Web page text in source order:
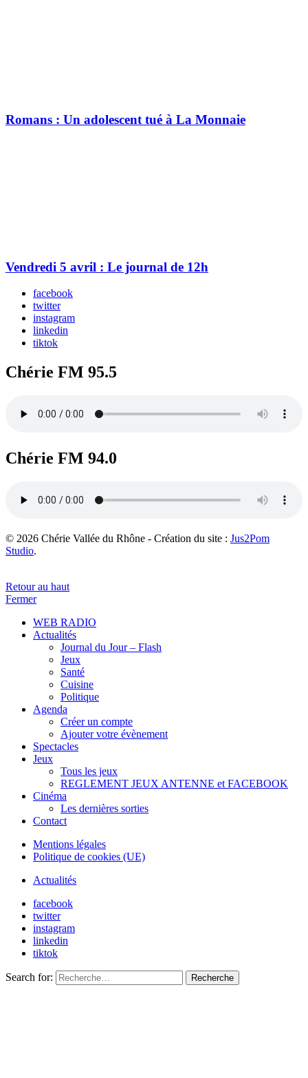
Romans : Un adolescent tué à La Monnaie
Vendredi 5 avril : Le journal de 12h
facebook
twitter
instagram
linkedin
tiktok
Chérie FM 95.5
Chérie FM 94.0
© 2026 Chérie Vallée du Rhône - Création du site : Jus2Pom
Studio.
Retour au haut
Fermer
WEB RADIO
Actualités
Journal du Jour – Flash
Jeux
Santé
Cuisine
Politique
Agenda
Créer un compte
Ajouter votre évènement
Spectacles
Jeux
Tous les jeux
REGLEMENT JEUX ANTENNE et FACEBOOK
Cinéma
Les dernières sorties
Contact
Mentions légales
Politique de cookies (UE)
Actualités
facebook
twitter
instagram
linkedin
tiktok
Search for: Recherche